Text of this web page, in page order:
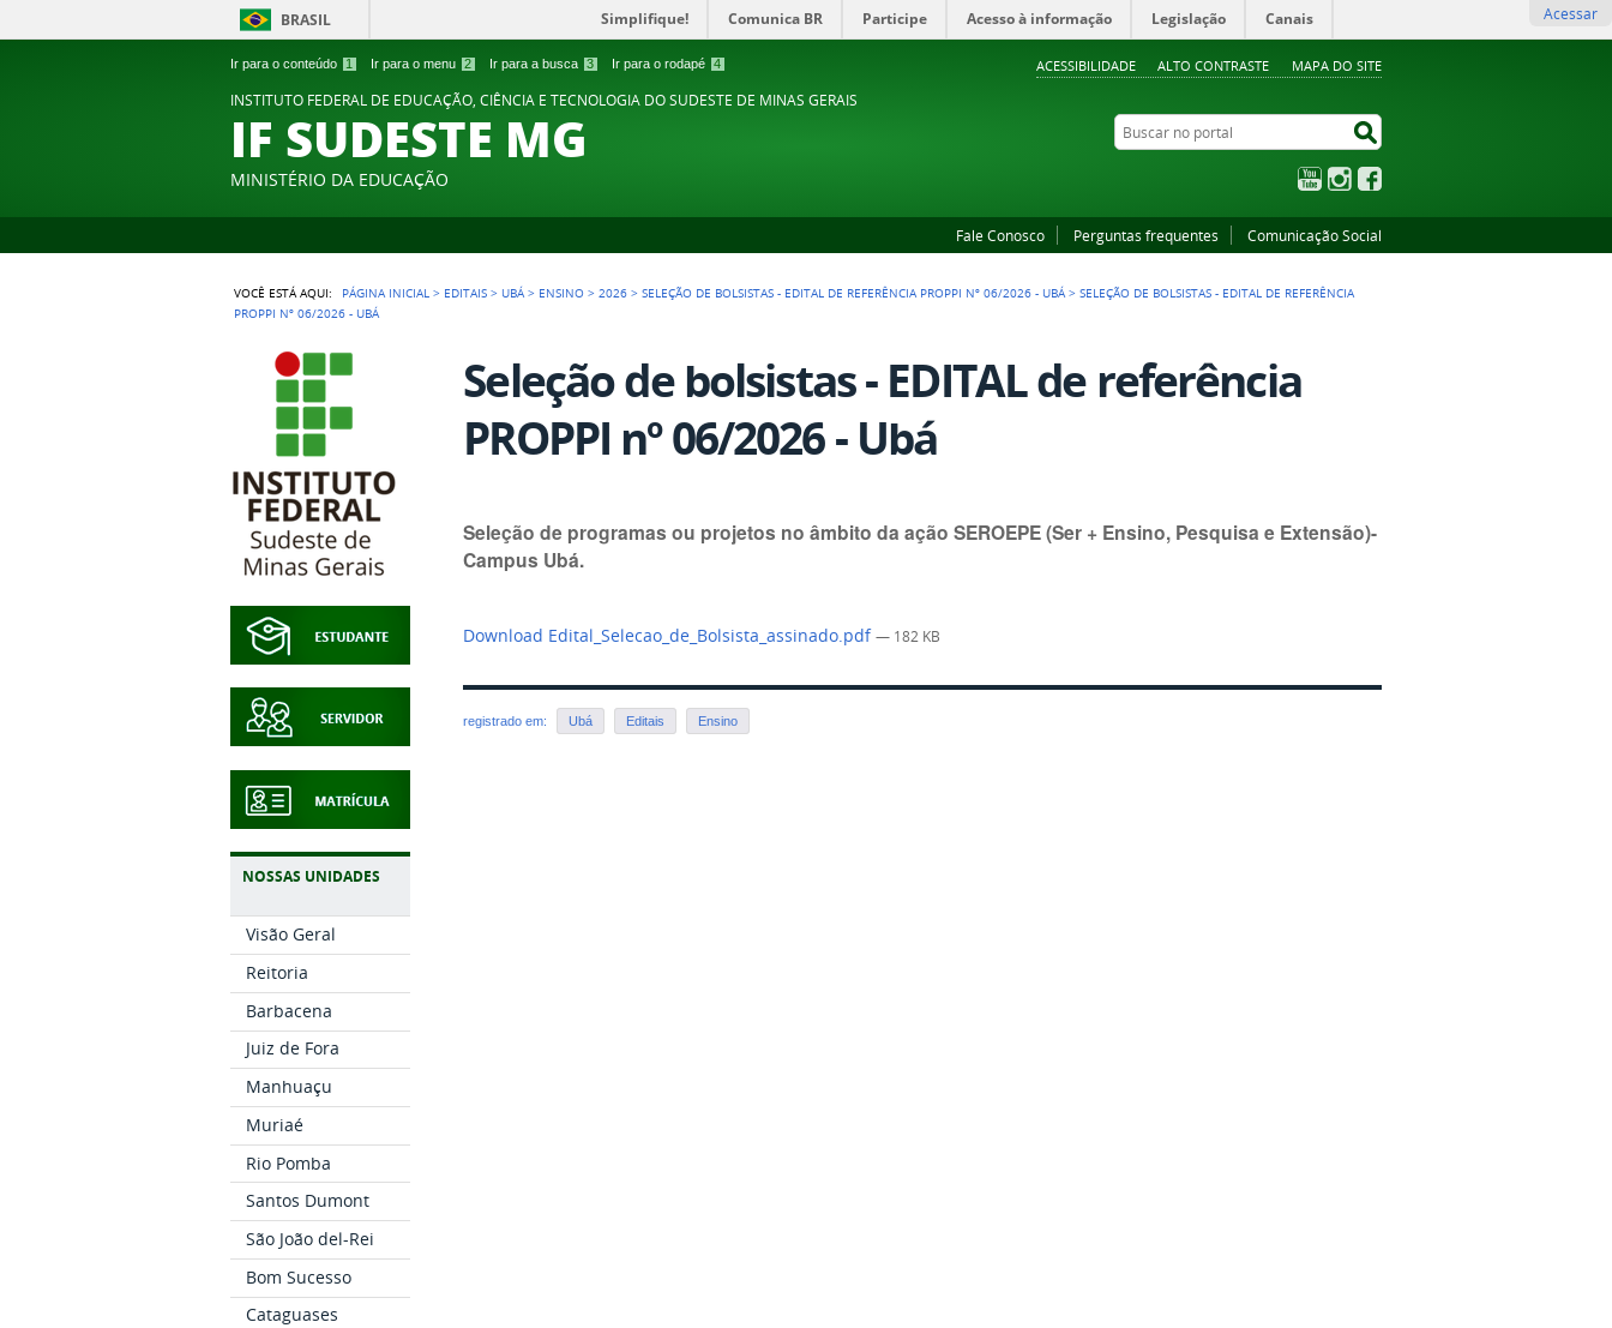
Ir para o conteúdo 1 Ir para o menu 2 Ir para a busca 3 Ir para o rodapé 4 ACESSIBILIDADE ALTO CONTRASTE MAPA DO SITE
BRASIL Simplifique! Comunica BR Participe Acesso à informação Legislação Canais Acessar
INSTITUTO FEDERAL DE EDUCAÇÃO, CIÊNCIA E TECNOLOGIA DO SUDESTE DE MINAS GERAIS
IF SUDESTE MG
MINISTÉRIO DA EDUCAÇÃO
Buscar no portal
YouTubeInstagram
Fale Conosco Perguntas frequentes Comunicação Social
VOCÊ ESTÁ AQUI: PÁGINA INICIAL > EDITAIS > UBÁ > ENSINO >2026 >SELEÇÃO DE BOLSISTAS - EDITAL DE REFERÊNCIA PROPPI Nº 06/2026 - UBÁ >SELEÇÃO DE BOLSISTAS - EDITAL DE REFERÊNCIA
PROPPI Nº 06/2026 - UBÁ
NOSSAS UNIDADES
Visão Geral
Reitoria
Barbacena
Juiz de Fora
Manhuaçu
Muriaé
Rio Pomba
Santos Dumont
São João del-Rei
Bom Sucesso
Cataguases
Seleção de bolsistas - EDITAL de referência
PROPPI nº 06/2026 - Ubá
Seleção de programas ou projetos no âmbito da ação SEROEPE (Ser + Ensino, Pesquisa e Extensão)-
Campus Ubá.
Download Edital_Selecao_de_Bolsista_assinado.pdf— 182 KB
registrado em: Ubá Editais Ensino